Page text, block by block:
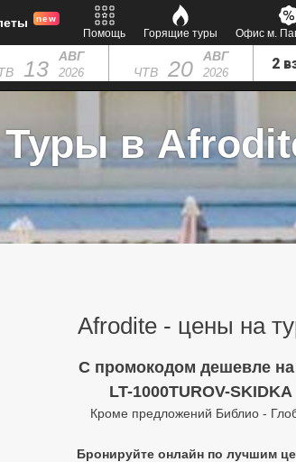
new
Помощь Горящие туры Офис м.
13 АВГ
2026 ЧТВ 20 АВГ
2026
Туры в
Afrodite - цены на
C промокодом дешевле на
LT-1000TUROV-SKIDKA
Кроме предложений Библио -
Бронируйте онлайн по лучшим